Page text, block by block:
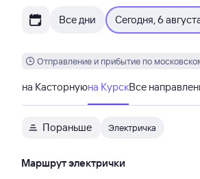
Все дни Сегодня, 6
Отправление и прибытие по
на Касторнуюна КурскВсе
Пораньше Электричка
Маршрут электрички